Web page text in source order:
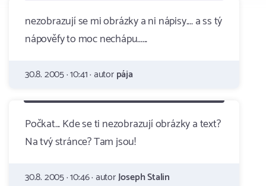
nezobrazují se mi obrázky a ni nápisy.... a ss tý
nápověfy to moc nechápu......
30.8. 2005 · 10:41 · autorpája
Počkat... Kde se ti nezobrazují obrázky a text?
Na tvý stránce? Tam jsou!
30.8. 2005 · 10:46 · autorJoseph Stalin